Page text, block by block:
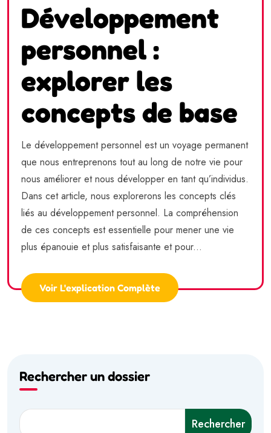
Développement
personnel :
explorer les
concepts de base
Le développement personnel est un voyage permanent
que nous entreprenons tout au long de notre vie pour
nous améliorer et nous développer en tant qu’individus.
Dans cet article, nous explorerons les concepts clés
liés au développement personnel. La compréhension
de ces concepts est essentielle pour mener une vie
plus épanouie et plus satisfaisante et pour...
Voir L'explication Complète
Rechercher un dossier
Rechercher